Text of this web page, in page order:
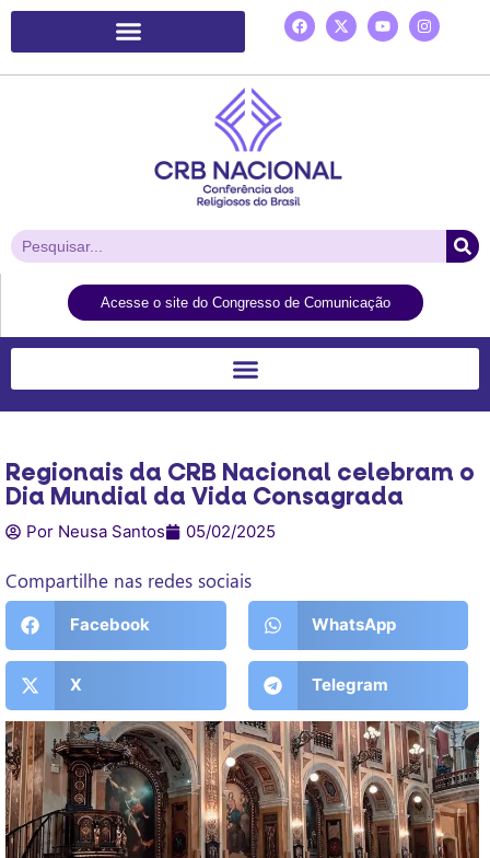
Acesse o site do Congresso de Comunicação
Regionais da CRB Nacional celebram o
Dia Mundial da Vida Consagrada
Por Neusa Santos 05/02/2025
Compartilhe nas redes sociais
Facebook WhatsApp
X Telegram